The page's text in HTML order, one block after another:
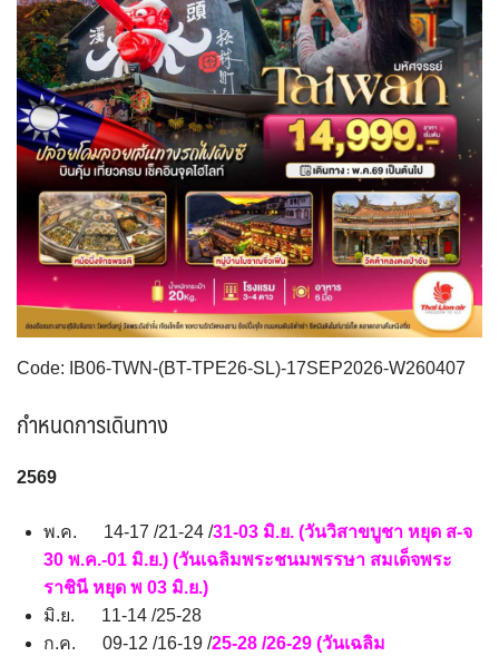
SGP สิงคโปร์ 4
SYR ซีเรีย 0 TWN ไต้หวัน 9
TJK ทาจิกิสถาน 1 TKM เติร์กเมนิสถาน 1
ARE ดูไบ, UAE 0 UZB อุซเบกิสถาน 4
ตะวันออกกลาง 0 YEM เยเมน 0
VNM เวียดนาม 35
จอร์แดน - อียิปต์ 4
ITA อิตาลี 9 MDA มอลโดวา 0
MLT มอลต้า
NLD เนเธอร์แลนด์ 0 NOR นอร์เวย์ 3
POL โปแลนด์ 3 PRT โปรตุเกส 3
RUS รัสเซีย 3 สแกนดิเนเวีย 7
ESP สเปน 4
SVN สโลวิเนีย 2 CHE สวิตเซอร์แลนด์ 8
TUR ตุรเคีย 13 UKR ยูเครน 0
UK อังกฤษ+สหราชอาณาจักร
8
เบลเยี่ยม เนเธอร์แลนด์ ลักเซม บัลแกเรีย โรมาเนีย
อิตาลี สวิส ฝรั่งเศส
Code: IB06-TWN-(BT-TPE26-SL)-17SEP2026-W260407
กำหนดการเดินทาง
2569
พ.ค. 14-17 /21-24 /31-03 มิ.ย. (วันวิสาขบูชา หยุด ส-จ
30 พ.ค.-01 มิ.ย.) (วันเฉลิมพระชนมพรรษา สมเด็จพระ
ราชินี หยุด พ 03 มิ.ย.)
มิ.ย. 11-14 /25-28
ก.ค. 09-12 /16-19 /25-28 /26-29 (วันเฉลิม